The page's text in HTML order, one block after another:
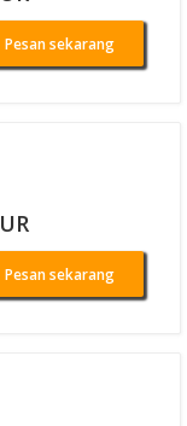
Pesan sekarang
Pesan sekarang